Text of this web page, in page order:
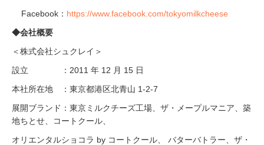
Facebook： https://www.facebook.com/tokyomilkcheese
◆会社概要
＜株式会社シュクレイ＞
設立 ：2011 年 12 月 15 日
本社所在地 ：東京都港区北青山 1-2-7
展開ブランド：東京ミルクチーズ工場、ザ・メープルマニア、築
地ちとせ、コートクール、
オリエンタルショコラ by コートクール、 バターバトラー、ザ・